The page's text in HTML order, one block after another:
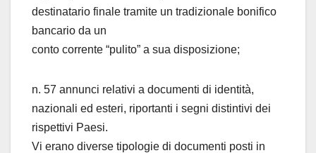
destinatario finale tramite un tradizionale bonifico
bancario da un
conto corrente “pulito” a sua disposizione;
n. 57 annunci relativi a documenti di identità,
nazionali ed esteri, riportanti i segni distintivi dei
rispettivi Paesi.
Vi erano diverse tipologie di documenti posti in